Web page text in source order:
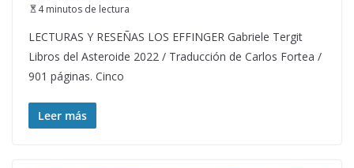
4 minutos de lectura
LECTURAS Y RESEÑAS LOS EFFINGER Gabriele Tergit
Libros del Asteroide 2022 / Traducción de Carlos Fortea /
901 páginas. Cinco
Leer más